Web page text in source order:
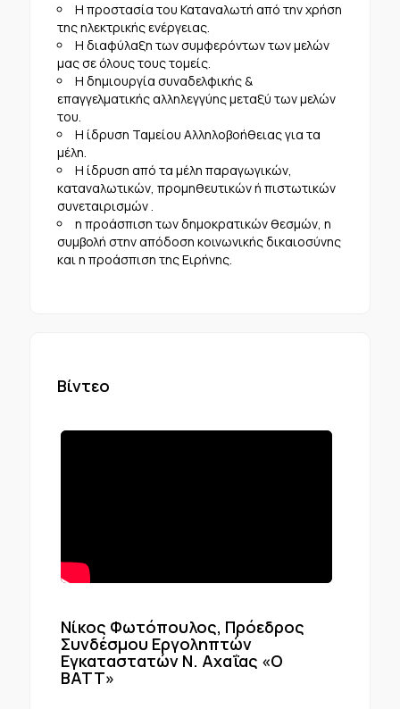
Η προστασία του Καταναλωτή από την χρήση
της ηλεκτρικής ενέργειας.
Η διαφύλαξη των συμφερόντων των μελών
μας σε όλους τους τομείς.
Η δημιουργία συναδελφικής &
επαγγελματικής αλληλεγγύης μεταξύ των μελών
του.
Η ίδρυση Ταμείου Αλληλοβοήθειας για τα
μέλη.
Η ίδρυση από τα μέλη παραγωγικών,
καταναλωτικών, προμηθευτικών ή πιστωτικών
συνεταιρισμών .
η προάσπιση των δημοκρατικών θεσμών, η
συμβολή στην απόδοση­ κοινωνικής δικαιοσύνης
και η προάσπιση της Ειρήνης.
Βίντεο
Νίκος Φωτόπουλος, Πρόεδρος
Συνδέσμου Εργοληπτών
Εγκαταστατών Ν. Αχαΐας «Ο
ΒΑΤΤ»